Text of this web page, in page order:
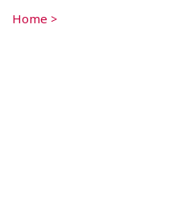
Home >